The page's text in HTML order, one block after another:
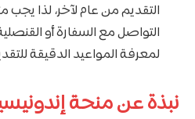
التقديم من عام لآخر، لذا يجب
التواصل مع السفارة أو
لمعرفة المواعيد الدقيقة
نبذة عن منحة